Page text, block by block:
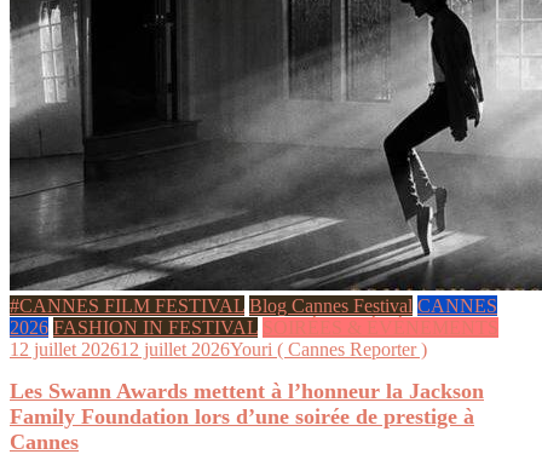
#CANNES FILM FESTIVAL Blog Cannes Festival CANNES
2026 FASHION IN FESTIVAL SOIRÉES & ÉVÉNEMENTS
12 juillet 202612 juillet 2026Youri ( Cannes Reporter )
Les Swann Awards mettent à l’honneur la Jackson
Family Foundation lors d’une soirée de prestige à
Cannes